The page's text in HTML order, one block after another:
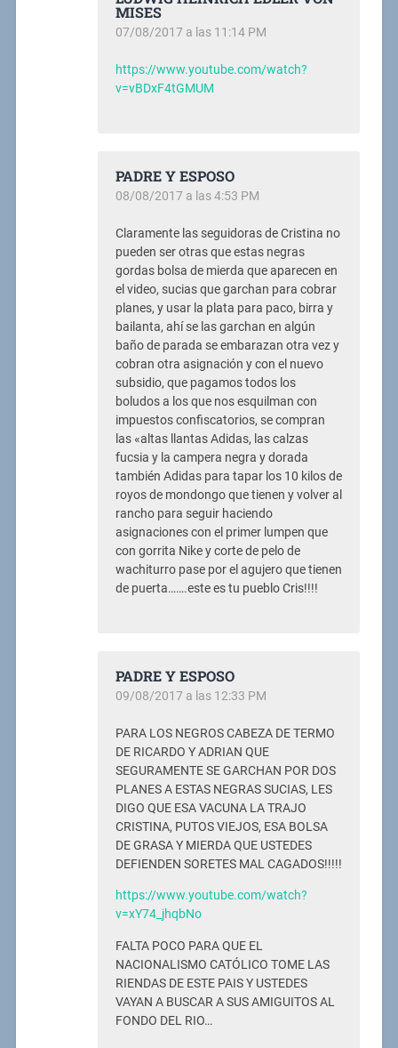
MISES
07/08/2017 a las 11:14 PM
https://www.youtube.com/watch?
v=vBDxF4tGMUM
PADRE Y ESPOSO
08/08/2017 a las 4:53 PM
Claramente las seguidoras de Cristina no
pueden ser otras que estas negras
gordas bolsa de mierda que aparecen en
el video, sucias que garchan para cobrar
planes, y usar la plata para paco, birra y
bailanta, ahí se las garchan en algún
baño de parada se embarazan otra vez y
cobran otra asignación y con el nuevo
subsidio, que pagamos todos los
boludos a los que nos esquilman con
impuestos confiscatorios, se compran
las «altas llantas Adidas, las calzas
fucsia y la campera negra y dorada
también Adidas para tapar los 10 kilos de
royos de mondongo que tienen y volver al
rancho para seguir haciendo
asignaciones con el primer lumpen que
con gorrita Nike y corte de pelo de
wachiturro pase por el agujero que tienen
de puerta…….este es tu pueblo Cris!!!!
PADRE Y ESPOSO
09/08/2017 a las 12:33 PM
PARA LOS NEGROS CABEZA DE TERMO
DE RICARDO Y ADRIAN QUE
SEGURAMENTE SE GARCHAN POR DOS
PLANES A ESTAS NEGRAS SUCIAS, LES
DIGO QUE ESA VACUNA LA TRAJO
CRISTINA, PUTOS VIEJOS, ESA BOLSA
DE GRASA Y MIERDA QUE USTEDES
DEFIENDEN SORETES MAL CAGADOS!!!!!
https://www.youtube.com/watch?
v=xY74_jhqbNo
FALTA POCO PARA QUE EL
NACIONALISMO CATÓLICO TOME LAS
RIENDAS DE ESTE PAIS Y USTEDES
VAYAN A BUSCAR A SUS AMIGUITOS AL
FONDO DEL RIO…